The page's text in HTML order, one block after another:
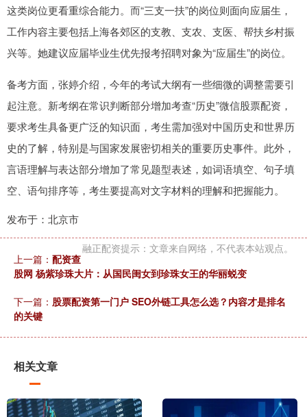
这类岗位更看重综合能力。而“三支一扶”的岗位则面向应届生，
工作内容主要包括上海各郊区的支教、支农、支医、帮扶乡村振
兴等。她建议应届毕业生优先报考招聘对象为“应届生”的岗位。
备考方面，张婷介绍，今年的考试大纲有一些细微的调整需要引
起注意。新考纲在常识判断部分增加考查“历史”微信股票配资，
要求考生具备更广泛的知识面，考生需加强对中国历史和世界历
史的了解，特别是与国家发展密切相关的重要历史事件。此外，
言语理解与表达部分增加了常见题型表述，如词语填空、句子填
空、语句排序等，考生要提高对文字材料的理解和把握能力。
发布于：北京市
融正配资提示：文章来自网络，不代表本站观点。
上一篇： 配资查
股网 杨紫珍珠大片：从国民闺女到珍珠女王的华丽蜕变
下一篇： 股票配资第一门户 SEO外链工具怎么选？内容才是排名
的关键
相关文章